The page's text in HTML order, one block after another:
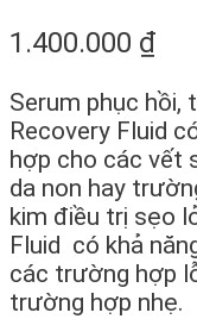
1.400.000 ₫
Serum phục hồi,
Recovery Fluid
hợp cho các vết
da non hay
kim điều trị sẹo
Fluid có khả
các trường hợp
trường hợp nhẹ.